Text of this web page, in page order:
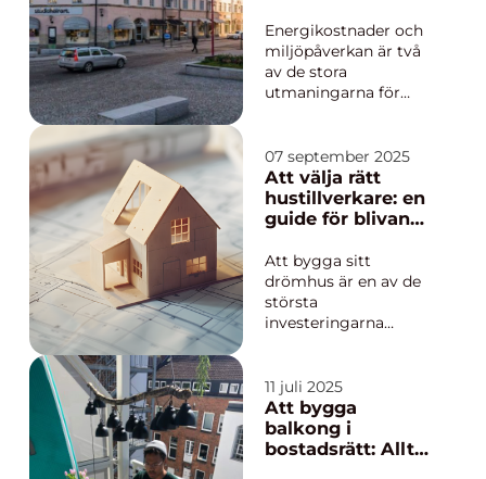
fastigheter
Energikostnader och
miljöpåverkan är två
av de stora
utmaningarna för
effektiva lösningarna
för att minska både
kostnader och
klimatpåverkan är
07 september 2025
Att välja rätt
hustillverkare: en
guide för blivande
Att bygga sitt
drömhus är en av de
största
investeringarna
denna process kan
verka överväldigande,
men rätt vägledning
och val kan göra resan
11 juli 2025
Att bygga
balkong i
bostadsrätt: Allt